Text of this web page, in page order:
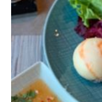
な、母とのキッチンで
した。自分が大人にな
倒になり、子供に「食
て」と言いがちです。
もイライラし、一緒に
しい事です。それを、じ
た事は、この仕事の原
ルイ13世の末裔のブル
エリゼ宮から、シェフ
事をいただきましたが
べやすい大きさに切っ
も、ちょうど食べやす
た。(志摩観光ホテルで